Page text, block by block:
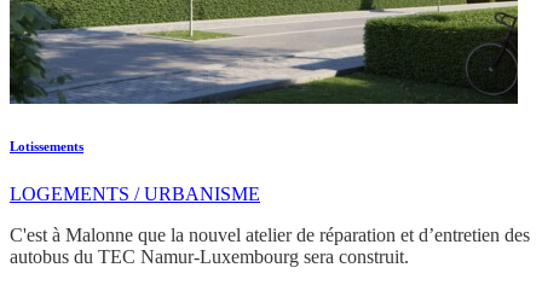
Lotissements
LOGEMENTS / URBANISME
C'est à Malonne que la nouvel atelier de réparation et d’entretien des
autobus du TEC Namur-Luxembourg sera construit.